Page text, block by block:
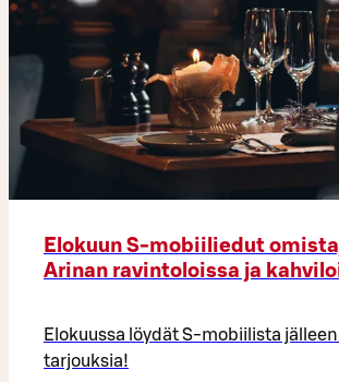
Elokuun S-mobiiliedut
Arinan ravintoloissa ja
Elokuussa löydät S-mobiilista
tarjouksia!